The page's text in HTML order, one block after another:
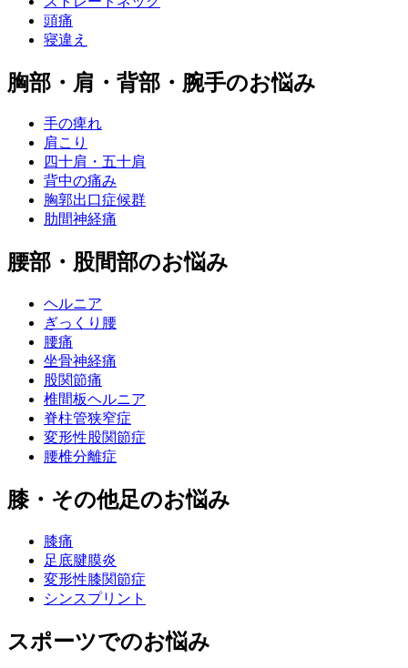
頭痛
寝違え
胸部・肩・背部・腕手のお悩み
手の痺れ
肩こり
四十肩・五十肩
背中の痛み
胸郭出口症候群
肋間神経痛
腰部・股間部のお悩み
ヘルニア
ぎっくり腰
腰痛
坐骨神経痛
股関節痛
椎間板ヘルニア
脊柱管狭窄症
変形性股関節症
腰椎分離症
膝・その他足のお悩み
膝痛
足底腱膜炎
変形性膝関節症
シンスプリント
スポーツでのお悩み